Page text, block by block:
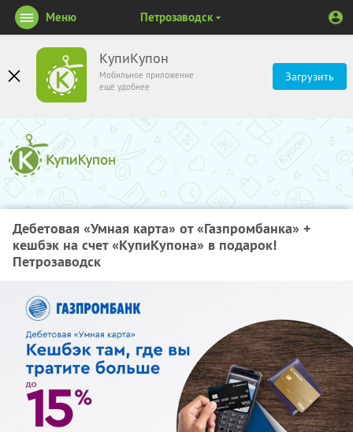
КупиКупон
Мобильное приложение
ещё удобнее
Загрузить
Меню Петрозаводск
Дебетовая «Умная карта» от «Газпромбанка» +
кешбэк на счет «КупиКупона» в подарок!
Петрозаводск